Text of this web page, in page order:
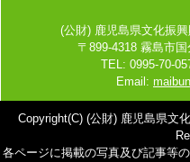
(公財) 鹿児島県文化振
〒899-4318 霧島市
TEL: 0995-70-
Email:
Copyright(C) (公財) 鹿児島県文
各ページに掲載の写真及び記事等